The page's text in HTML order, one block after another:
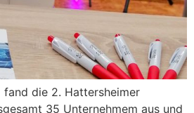
die 2. Hattersheimer
35 Unternehmem aus und